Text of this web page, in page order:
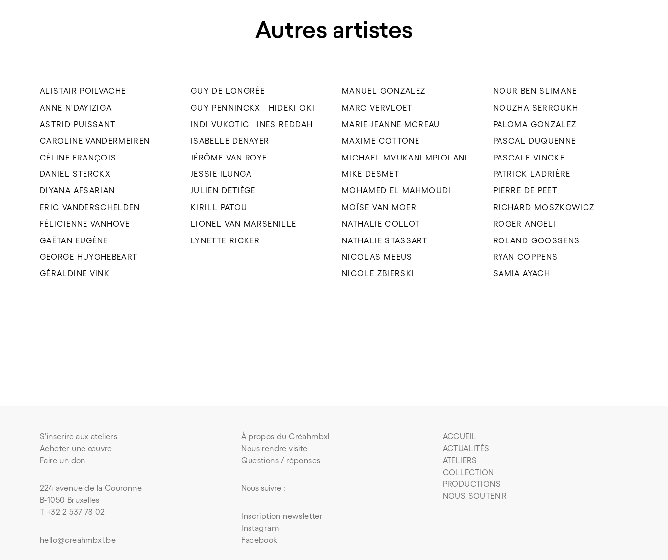
Autres artistes
ALISTAIR POILVACHE
ANNE N'DAYIZIGA
ASTRID PUISSANT
CAROLINE VANDERMEIREN
CÉLINE FRANÇOIS
DANIEL STERCKX
DIYANA AFSARIAN
ERIC VANDERSCHELDEN
FÉLICIENNE VANHOVE
GAËTAN EUGÈNE
GEORGE HUYGHEBEART
GÉRALDINE VINK
GUY DE LONGRÉE
GUY PENNINCKX
HIDEKI OKI
INDI VUKOTIC
INES REDDAH
ISABELLE DENAYER
JÉRÔME VAN ROYE
JESSIE ILUNGA
JULIEN DETIÈGE
KIRILL PATOU
LIONEL VAN MARSENILLE
LYNETTE RICKER
MANUEL GONZALEZ
MARC VERVLOET
MARIE-JEANNE MOREAU
MAXIME COTTONE
MICHAEL MVUKANI MPIOLANI
MIKE DESMET
MOHAMED EL MAHMOUDI
MOÏSE VAN MOER
NATHALIE COLLOT
NATHALIE STASSART
NICOLAS MEEUS
NICOLE ZBIERSKI
NOUR BEN SLIMANE
NOUZHA SERROUKH
PALOMA GONZALEZ
PASCAL DUQUENNE
PASCALE VINCKE
PATRICK LADRIÈRE
PIERRE DE PEET
RICHARD MOSZKOWICZ
ROGER ANGELI
ROLAND GOOSSENS
RYAN COPPENS
SAMIA AYACH
S’inscrire aux ateliers
Acheter une œuvre
Faire un don
À propos du Créahmbxl
Nous rendre visite
Questions / réponses
ACCUEIL
ACTUALITÉS
ATELIERS
COLLECTION
PRODUCTIONS
NOUS SOUTENIR
224 avenue de la Couronne
B-1050 Bruxelles
T +32 2 537 78 02
hello@creahmbxl.be
Nous suivre :
Inscription newsletter
Instagram
Facebook